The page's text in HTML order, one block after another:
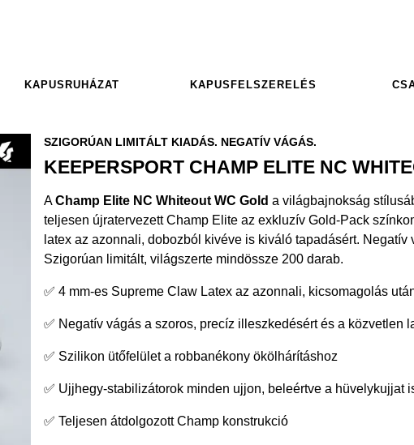
KAPUSRUHÁZAT KAPUSFELSZERELÉS
SZIGORÚAN LIMITÁLT KIADÁS. NEGATÍV VÁGÁS.
KEEPERSPORT CHAMP ELITE NC
AChamp Elite NC Whiteout WC Gold a világbajnokság
teljesen újratervezett Champ Elite az exkluzív Gold-Pack
latex az azonnali, dobozból kivéve is kiváló tapadásért.
Szigorúan limitált, világszerte mindössze 200 darab.
✅ 4 mm-es Supreme Claw Latex az azonnali, kicsomagolás
✅ Negatív vágás a szoros, precíz illeszkedésért és a közvetlen
✅ Szilikon ütőfelület a robbanékony ökölhárításhoz
✅ Ujjhegy-stabilizátorok minden ujjon, beleértve a hüvelykujjat
✅ Teljesen átdolgozott Champ konstrukció